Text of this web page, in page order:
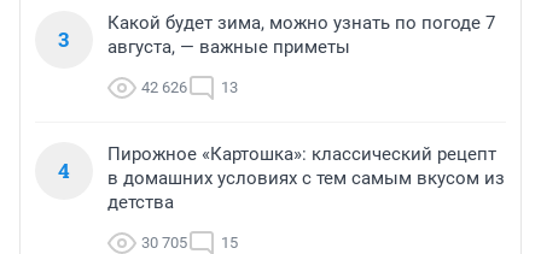
3
Какой будет зима, можно узнать по погоде 7
августа, — важные приметы
42 626 13
4
Пирожное «Картошка»: классический рецепт
в домашних условиях с тем самым вкусом из
детства
30 705 15